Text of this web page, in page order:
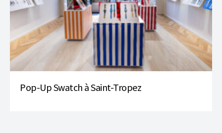
Pop-Up Swatch à Saint-Tropez